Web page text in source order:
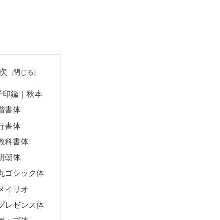
印鑑｜秋本
書体
書体
科書体
朝体
ゴシック体
イリオ
レゼンス体